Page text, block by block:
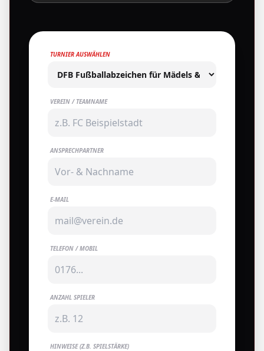
TURNIER AUSWÄHLEN
VEREIN / TEAMNAME
ANSPRECHPARTNER
E-MAIL
TELEFON / MOBIL
ANZAHL SPIELER
HINWEISE (Z.B. SPIELSTÄRKE)